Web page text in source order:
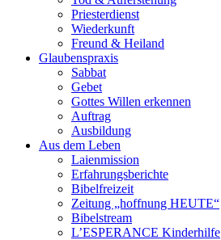
Priesterdienst
Wiederkunft
Freund & Heiland
Glaubenspraxis
Sabbat
Gebet
Gottes Willen erkennen
Auftrag
Ausbildung
Aus dem Leben
Laienmission
Erfahrungsberichte
Bibelfreizeit
Zeitung „hoffnung HEUTE“
Bibelstream
L’ESPERANCE Kinderhilfe